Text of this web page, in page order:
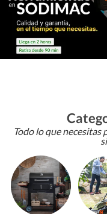
Todo lo que necesitas